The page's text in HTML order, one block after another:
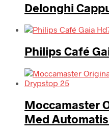
Delonghi
Philips Café
Moccamaster
Med